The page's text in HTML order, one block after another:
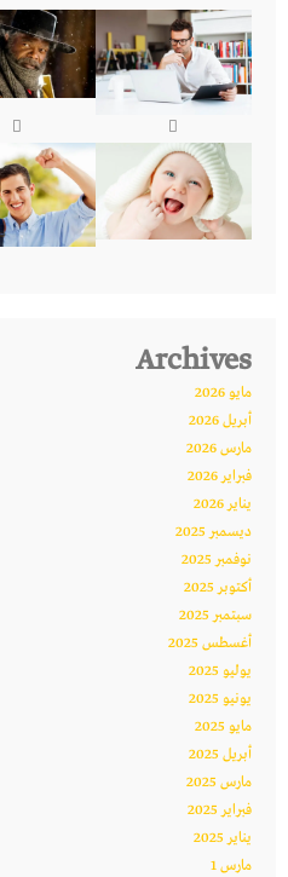
Archives
مايو 2026
أبريل 2026
مارس 2026
فبراير 2026
يناير 2026
ديسمبر 2025
نوفمبر 2025
أكتوبر 2025
سبتمبر 2025
أغسطس 2025
يوليو 2025
يونيو 2025
مايو 2025
أبريل 2025
مارس 2025
فبراير 2025
يناير 2025
مارس 1